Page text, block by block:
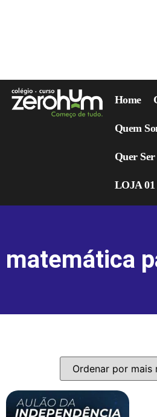
Home
Quem
Quer
LOJA 01
matemática